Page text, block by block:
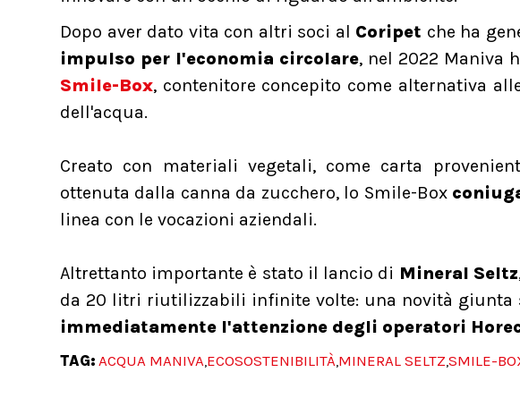
Dopo aver dato vita con altri soci al Coripet che ha
impulso per l'economia circolare, nel 2022 Maniva
Smile-Box, contenitore concepito come alternativa
dell'acqua.
Creato con materiali vegetali, come carta
ottenuta dalla canna da zucchero, lo Smile-Box
linea con le vocazioni aziendali.
Altrettanto importante è stato il lancio di Mineral Seltz
da 20 litri riutilizzabili infinite volte: una novità giunta
immediatamente l'attenzione degli operatori
TAG: ACQUA MANIVA,ECOSOSTENIBILITÀ,MINERAL SELTZ,SMILE-